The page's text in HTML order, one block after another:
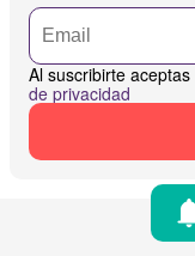
Al suscribirte aceptas
de privacidad